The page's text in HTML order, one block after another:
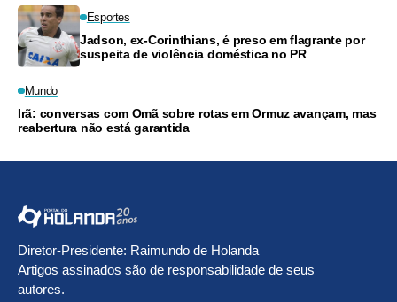
Esportes
Jadson, ex-Corinthians, é preso em flagrante por
suspeita de violência doméstica no PR
Mundo
Irã: conversas com Omã sobre rotas em Ormuz avançam, mas
reabertura não está garantida
Diretor-Presidente: Raimundo de Holanda
Artigos assinados são de responsabilidade de seus
autores.